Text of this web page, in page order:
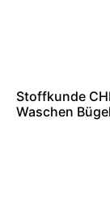
Stoffkunde
Waschen